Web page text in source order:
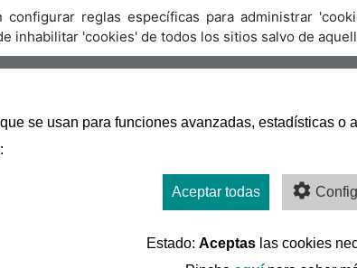
se usan para funciones avanzadas, estadísticas o
Aceptar todas
Estado: Aceptaslas cookies
configurar reglas específicas para administrar
inhabilitar 'cookies' de todos los sitios salvo de